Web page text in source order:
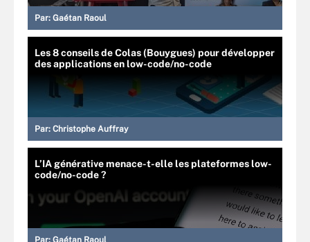
Par: Gaétan Raoul
Les 8 conseils de Colas (Bouygues) pour développer
des applications en low-code/no-code
Par: Christophe Auffray
L’IA générative menace-t-elle les plateformes low-
code/no-code ?
Par: Gaétan Raoul